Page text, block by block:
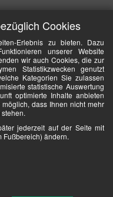
Cookies
Erlebnis zu bieten. Dazu
unserer Website
wir auch Cookies, die zur
Statistikzwecken genutzt
Kategorien Sie zulassen
statistische Auswertung
optimierte Inhalte anbieten
dass Ihnen nicht mehr
jederzeit auf der Seite mit
Fußbereich) ändern.